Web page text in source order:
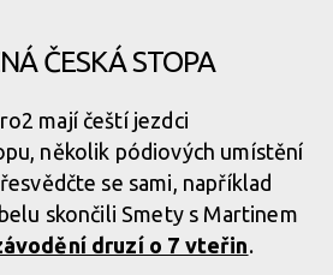
ČESKÁ STOPA
mají čeští jezdci
několik pódiových umístění
se sami, například
skončili Smety s Martinem
druzí o 7 vteřin.